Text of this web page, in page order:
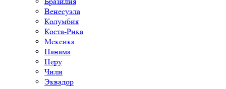
Венесуэла
Колумбия
Коста-Рика
Мексика
Панама
Перу
Чили
Эквадор